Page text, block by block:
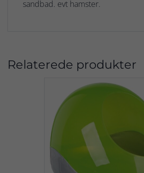
sandbad. evt hamster.
Relaterede produkter